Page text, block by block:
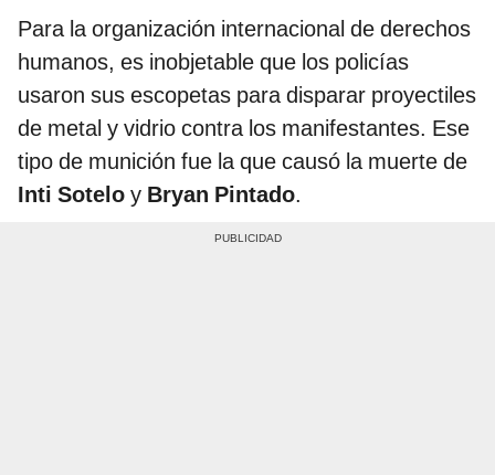
Para la organización internacional de derechos
humanos, es inobjetable que los policías
usaron sus escopetas para disparar proyectiles
de metal y vidrio contra los manifestantes. Ese
tipo de munición fue la que causó la muerte de
Inti Sotelo y Bryan Pintado.